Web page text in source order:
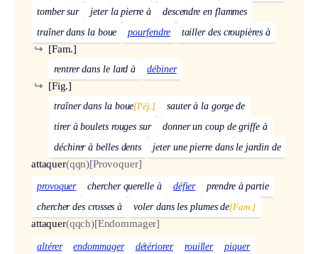
tomber sur
jeter la pierre à
descendre en flammes
traîner dans la boue
pourfendre tailler des croupières à
[Fam.]
↪
rentrer dans le lard à débiner
[Fig.]
↪
traîner dans la boue[Péj.]
sauter à la gorge de
tirer à boulets rouges sur
donner un coup de griffe à
déchirer à belles dents
jeter une pierre dans le jardin de
attaquer(qqn)[Provoquer]
provoquer chercher querelle à défier
prendre à partie
chercher des crosses à
voler dans les plumes de[Fam.]
attaquer(qqch)[Endommager]
altérer endommager détériorer rouiller
piquer